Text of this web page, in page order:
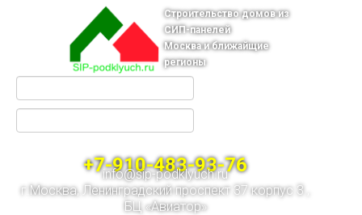
Строительство домов из
СИП-панелей
Москва и ближайщие
регионы
+7-910-483-93-76
info@sip-podklyuch.ru
г.Москва, Ленинградский проспект 37 корпус 3 ,
БЦ «Авиатор»